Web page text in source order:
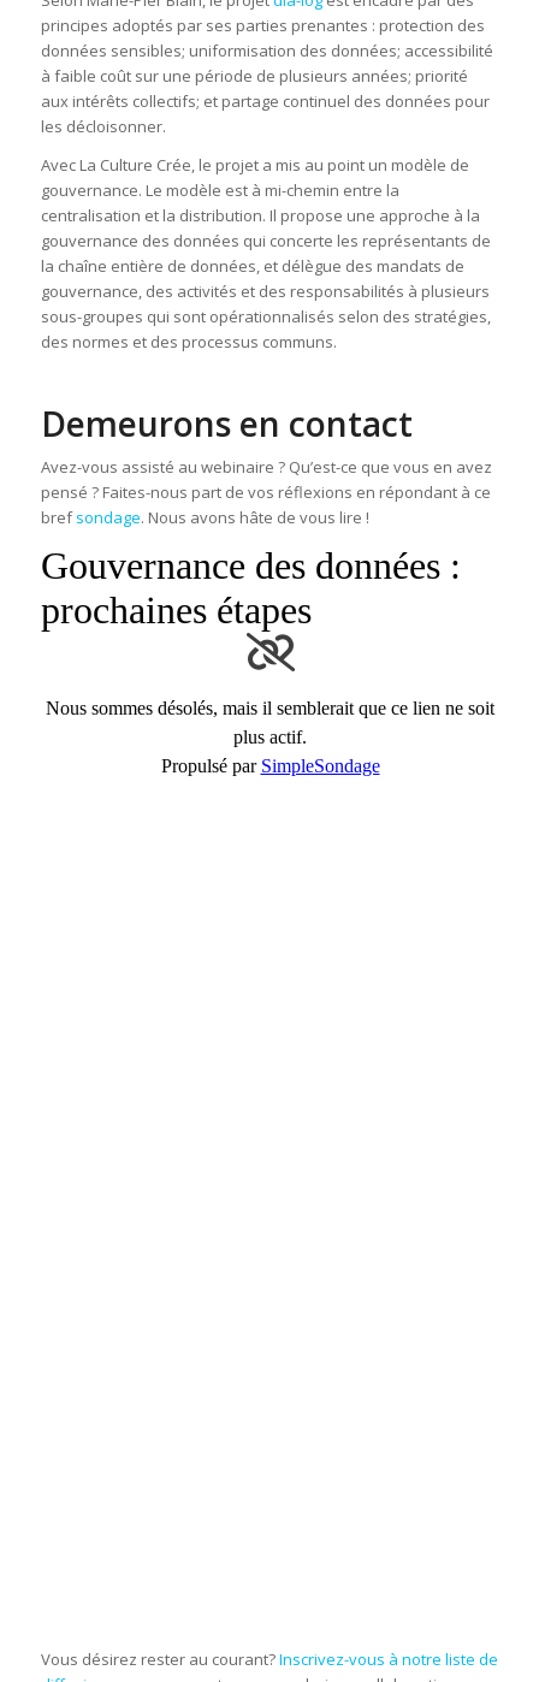
principes adoptés par ses parties prenantes : protection des
données sensibles; uniformisation des données; accessibilité
à faible coût sur une période de plusieurs années; priorité
aux intérêts collectifs; et partage continuel des données pour
les décloisonner.
Avec La Culture Crée, le projet a mis au point un modèle de
gouvernance. Le modèle est à mi-chemin entre la
centralisation et la distribution. Il propose une approche à la
gouvernance des données qui concerte les représentants de
la chaîne entière de données, et délègue des mandats de
gouvernance, des activités et des responsabilités à plusieurs
sous-groupes qui sont opérationnalisés selon des stratégies,
des normes et des processus communs.
Demeurons en contact
Avez-vous assisté au webinaire ? Qu’est-ce que vous en avez
pensé ? Faites-nous part de vos réflexions en répondant à ce
brefsondage. Nous avons hâte de vous lire !
Vous désirez rester au courant?Inscrivez-vous à notre liste de